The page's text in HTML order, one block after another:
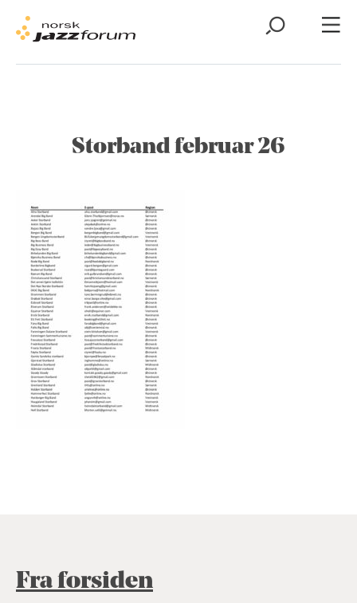
Storband februar 26
Fra forsiden